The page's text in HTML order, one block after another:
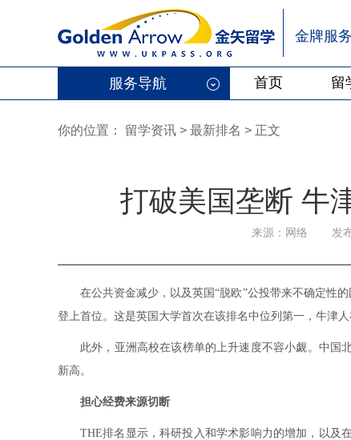
金牌服
服务导航 首页 留
你的位置： 留学资讯 > 最新排名 > 正文
打破美国垄断 牛
来源：网络 发
在公共资金减少，以及英国“脱欧”公投带来不确定性
登上首位。这是英国大学首次在该排名中位列第一，牛津
此外，亚洲高校在该榜单的上升速度不容小觑。中国
新高。
担心经费来源切断
THE排名显示，科研投入和学术影响力的增加，以及